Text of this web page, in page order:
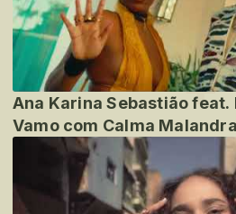
Ana Karina Sebastião feat.
Vamo com Calma